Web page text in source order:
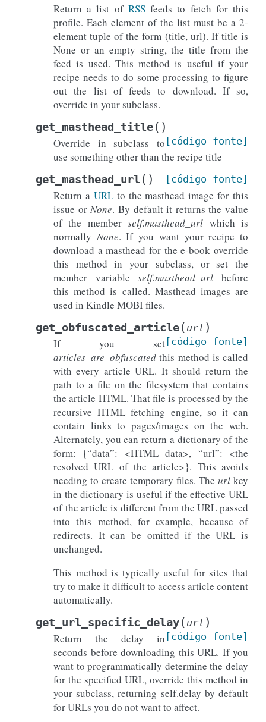
Return a list of RSSfeeds to fetch for this
profile. Each element of the list must be a 2-
element tuple of the form (title, url). If title is
None or an empty string, the title from the
feed is used. This method is useful if your
recipe needs to do some processing to figure
out the list of feeds to download. If so,
override in your subclass.
get_masthead_title( )
[código fonte]
Override in subclass to
use something other than the recipe title
get_masthead_url( ) [código fonte]
Return a URLto the masthead image for this
issue orNone. By default it returns the value
of the memberself.masthead_url which is
normally None. If you want your recipe to
download a masthead for the e-book override
this method in your subclass, or set the
member variableself.masthead_url before
this method is called. Masthead images are
used in Kindle MOBI files.
get_obfuscated_article( url )
[código fonte]
If you set
articles_are_obfuscated this method is called
with every article URL. It should return the
path to a file on the filesystem that contains
the article HTML. That file is processed by the
recursive HTML fetching engine, so it can
contain links to pages/images on the web.
Alternately, you can return a dictionary of the
form: {“data”: <HTML data>, “url”: <the
resolved URL of the article>}. This avoids
needing to create temporary files. The url key
in the dictionary is useful if the effective URL
of the article is different from the URL passed
into this method, for example, because of
redirects. It can be omitted if the URL is
unchanged.
This method is typically useful for sites that
try to make it difficult to access article content
automatically.
get_url_specific_delay( url )
[código fonte]
Return the delay in
seconds before downloading this URL. If you
want to programmatically determine the delay
for the specified URL, override this method in
your subclass, returning self.delay by default
for URLs you do not want to affect.